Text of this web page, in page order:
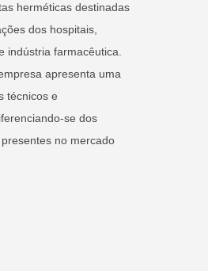
herméticas destinadas
dos hospitais,
indústria farmacêutica.
apresenta uma
técnicos e
se dos
no mercado